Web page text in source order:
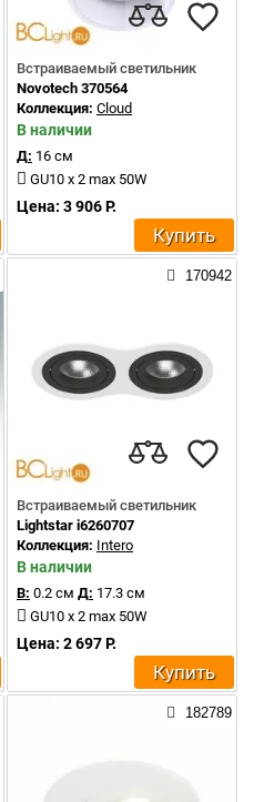
Встраиваемый светильник
Novotech 370564
Коллекция: Cloud
В наличии
Д: 16 см
GU10 x 2 max 50W
Цена: 3 906 Р.
Купить
170942
Встраиваемый светильник
Lightstar i6260707
Коллекция: Intero
В наличии
В: 0.2 см Д: 17.3 см
GU10 x 2 max 50W
Цена: 2 697 Р.
Купить
182789